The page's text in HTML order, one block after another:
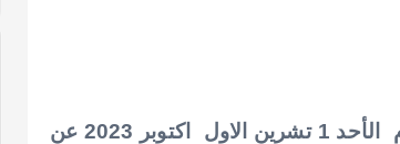
في حدث لم تشهده استراليا من قبل تم ازاحة الستار، اليوم الأحد 1 تشرين الاول اكتوبر 2023 عن